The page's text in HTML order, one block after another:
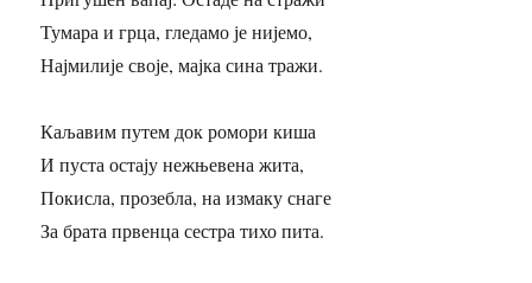
Тумара и грца, гледамо је нијемо,
Најмилије своје, мајка сина тражи.
Каљавим путем док ромори киша
И пуста остају нежњевена жита,
Покисла, прозебла, на измаку снаге
За брата првенца сестра тихо пита.